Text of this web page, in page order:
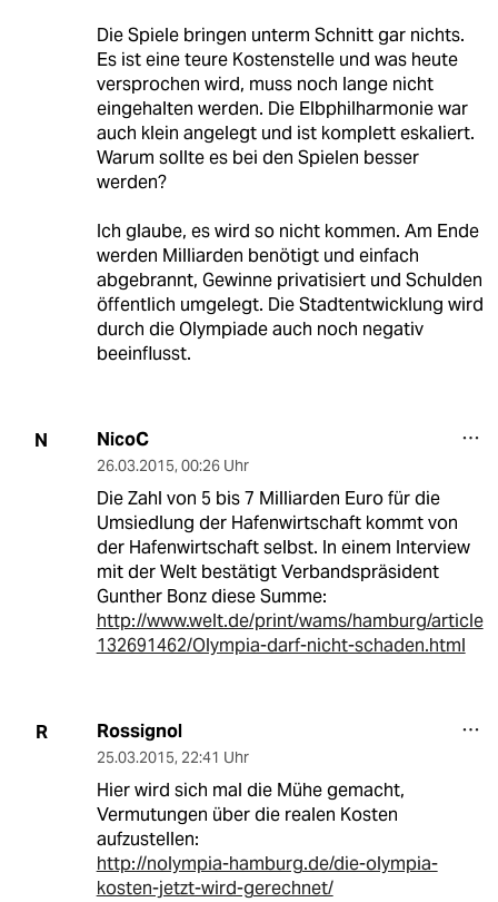
Die Spiele bringen unterm Schnitt gar nichts.
Es ist eine teure Kostenstelle und was heute
versprochen wird, muss noch lange nicht
eingehalten werden. Die Elbphilharmonie war
auch klein angelegt und ist komplett eskaliert.
Warum sollte es bei den Spielen besser
werden?
Ich glaube, es wird so nicht kommen. Am Ende
werden Milliarden benötigt und einfach
abgebrannt, Gewinne privatisiert und Schulden
öffentlich umgelegt. Die Stadtentwicklung wird
durch die Olympiade auch noch negativ
beeinflusst.
N NicoC
26.03.2015, 00:26 Uhr
Die Zahl von 5 bis 7 Milliarden Euro für die
Umsiedlung der Hafenwirtschaft kommt von
der Hafenwirtschaft selbst. In einem Interview
mit der Welt bestätigt Verbandspräsident
Gunther Bonz diese Summe:
http://www.welt.de/print/wams/hamburg/article
132691462/Olympia-darf-nicht-schaden.html
R Rossignol
25.03.2015, 22:41 Uhr
Hier wird sich mal die Mühe gemacht,
Vermutungen über die realen Kosten
aufzustellen:
http://nolympia-hamburg.de/die-olympia-
kosten-jetzt-wird-gerechnet/